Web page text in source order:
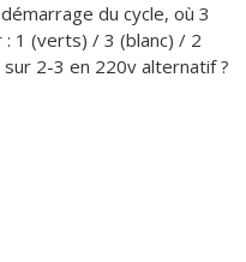
du cycle, où 3
1 (verts) / 3 (blanc) / 2
2-3 en 220v alternatif ?